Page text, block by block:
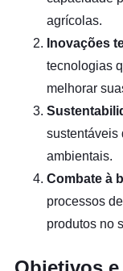
agrícolas.
Inovações
tecnologias
melhorar
sustentáveis
ambientais.
Combate à
processos
produtos no